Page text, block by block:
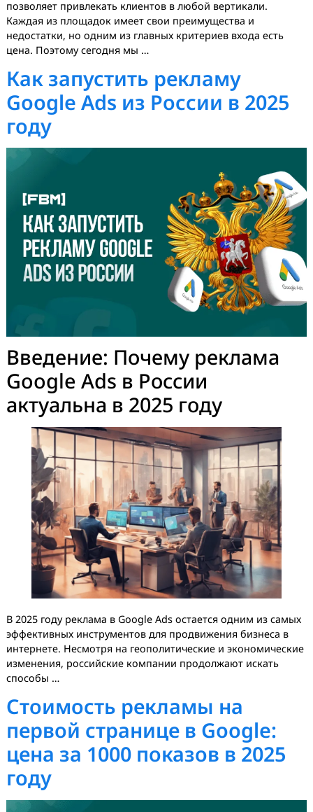
Арбитражники чаще всего используют такие
как Google, Facebook и TikTok. Их аудитория огромна,
позволяет привлекать клиентов в любой вертикали.
Каждая из площадок имеет свои преимущества и
недостатки, но одним из главных критериев входа
Как запустить рекламу
Google Ads из России в
году
Введение: Почему реклама
Google Ads в России
актуальна в 2025 году
В 2025 году реклама в Google Ads остается одним из